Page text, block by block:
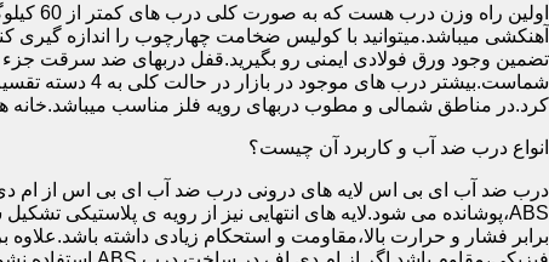
آهنکشی میباشد.میتوانید با کولیس ضخامت چهارچوب را اندازه گیری
تضمین وجود ورق فولادی ایمنی رو بگیرید.قفل دربهای ضد سرقت
شماست.بیشتر
کرد.در مناطق شمالی و مطوب دربهای رویه فلز مناسب
انواع درب ضد آب و کاربرد آن چیست؟
درب ضد آب ای بی اس لایه های درونی درب ضد آب ای بی اس از ام دی